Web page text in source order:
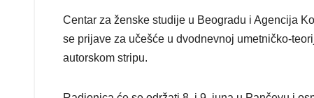
Centar za ženske studije u Beogradu i Agencija
se prijave za učešće u dvodnevnoj umetničko-
autorskom stripu.